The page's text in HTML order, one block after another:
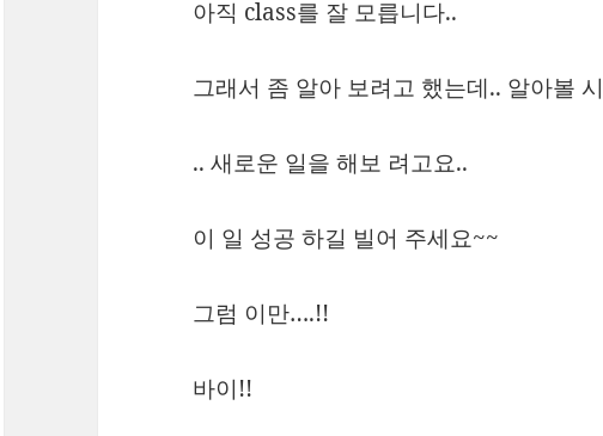
아직 class를 잘 모릅니다..
그래서 좀 알아 보려고 했는데.. 알아볼
.. 새로운 일을 해보 려고요..
이 일 성공 하길 빌어 주세요~~
그럼 이만….!!
바이!!